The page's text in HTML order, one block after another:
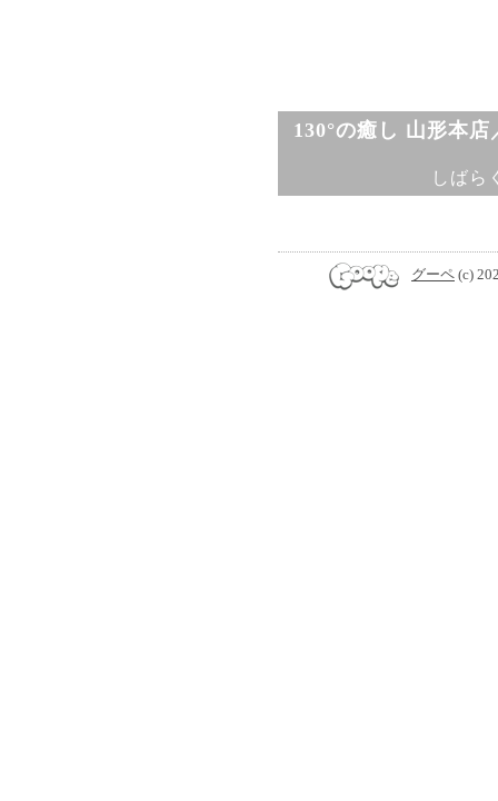
130°の癒し 山形本
しばら
グーペ (c)